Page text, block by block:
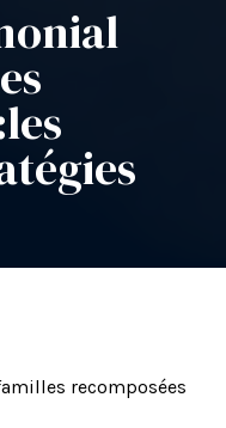
les
recomposées